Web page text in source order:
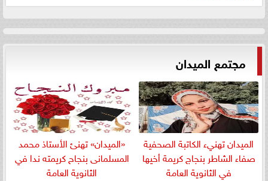
مجتمع الميدان
الميدان تهنيء الكاتبة الصحفية
صفاء الشاطر بنجاج كريمة أخيها
في الثانوية العامة
«الميدان» تهنئ الأستاذ محمد
المسلمانى بنجاح كريمته ندا في
الثانوية العامة